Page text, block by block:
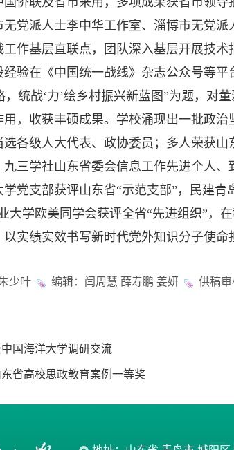
党派人士李中华工作室、淄博市无党派
作基层直联点，团队深入基层开展技术
验在《中国统一战线》杂志公众号等
，统战‘力’绘乡村振兴新蓝图”为题，对
，收获丰硕成果。学校涌现出一批政
各级人大代表、政协委员；多人荣获山
三学社山东省委会信息工作先进个人、
党支部获评山东省“示范支部”，民建青
大学欧美同学会获评全省“先进组织”，
实绩实效书写新时代党外知识分子使命
少叶 编辑：闫周慧 薛寿鹏 姜妍 供稿审
国海洋大学调研交流
省高校思政教育案例一等奖